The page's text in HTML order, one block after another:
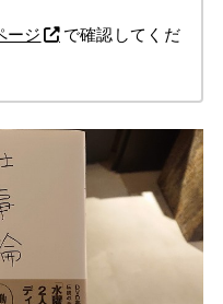
ージ
で確認してくだ